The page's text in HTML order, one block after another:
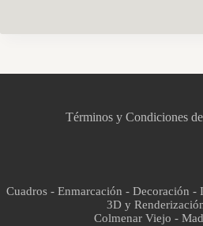
Términos y Condiciones
Cuadros - Enmarcación - Decoración -
3D y
Colmenar Viejo -
Asistente virtual · En línea